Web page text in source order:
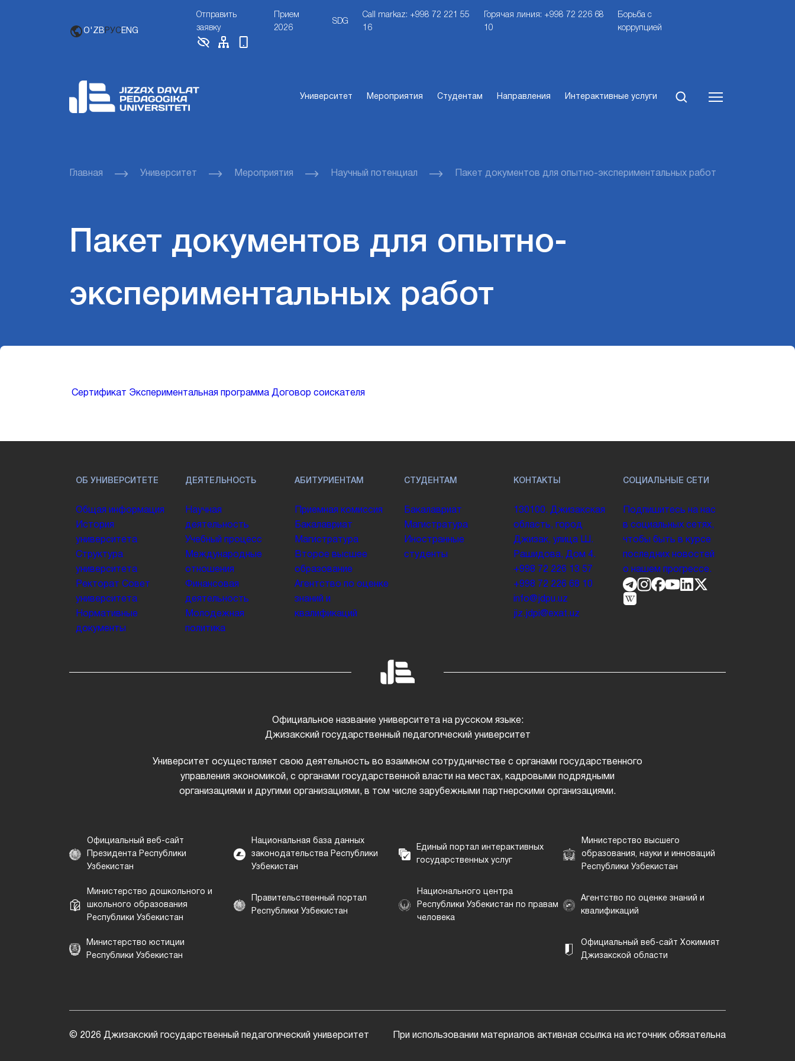
O'ZB РУСENG
Отправить
заявку
Прием
2026
SDG
Call markaz: +998 72 221 55
16
Горячая линия: +998 72 226 68
10
Борьба с
коррупцией
Университет Мероприятия Студентам Направления Интерактивные услуги
Главная Университет Мероприятия Научный потенциал Пакет документов для опытно-экспериментальных работ
Пакет документов для опытно-
экспериментальных работ
Сертификат Экспериментальная программа Договор соискателя
ОБ УНИВЕРСИТЕТЕ
Общая информация
История
университета
Структура
университета
Ректорат Совет
университета
Нормативные
документы
ДЕЯТЕЛЬНОСТЬ
Научная
деятельность
Учебный процесс
Международные
отношения
Финансовая
деятельность
Молодежная
политика
АБИТУРИЕНТАМ
Приемная комиссия
Бакалавриат
Магистратура
Второе высшее
образование
Агентство по оценке
знаний и
квалификаций
СТУДЕНТАМ
Бакалавриат
Магистратура
Иностранные
студенты
КОНТАКТЫ
130100. Джизакская
область, город
Джизак, улица Ш.
Рашидова, Дом 4.
+998 72 226 13 57
+998 72 226 68 10
info@jdpu.uz
jiz.jdpi@exat.uz
СОЦИАЛЬНЫЕ СЕТИ
Подпишитесь на нас
в социальных сетях,
чтобы быть в курсе
последних новостей
о нашем прогрессе.
Официальное название университета на русском языке:
Джизакский государственный педагогический университет
Университет осуществляет свою деятельность во взаимном сотрудничестве с органами государственного
управления экономикой, с органами государственной власти на местах, кадровыми подрядными
организациями и другими организациями, в том числе зарубежными партнерскими организациями.
Официальный веб-сайт
Президента Республики
Узбекистан
Национальная база данных
законодательства Республики
Узбекистан
Единый портал интерактивных
государственных услуг
Министерство высшего
образования, науки и инноваций
Республики Узбекистан
Министерство дошкольного и
школьного образования
Республики Узбекистан
Правительственный портал
Республики Узбекистан
Национального центра
Республики Узбекистан по правам
человека
Агентство по оценке знаний и
квалификаций
Министерство юстиции
Республики Узбекистан
Официальный веб-сайт Хокимият
Джизакской области
© 2026 Джизакский государственный педагогический университет При использовании материалов активная ссылка на источник обязательна